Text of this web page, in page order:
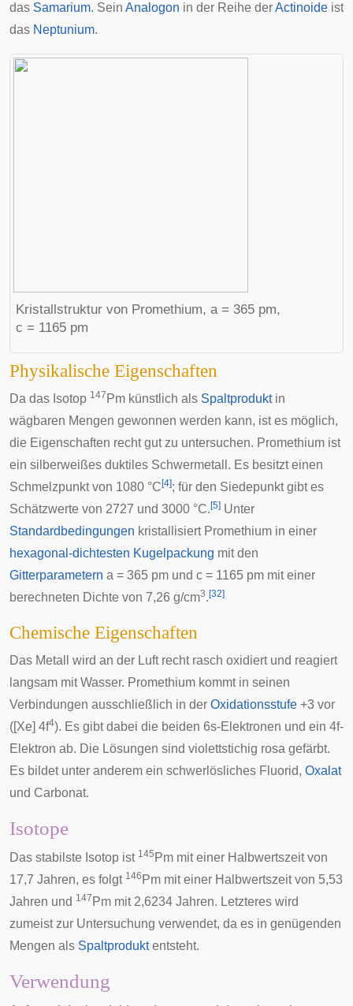
das Samarium. Sein Analogon in der Reihe derActinoide ist
das Neptunium.
Kristallstruktur von Promethium, a = 365 pm,
c = 1165 pm
Physikalische Eigenschaften
Da das Isotop 147 Pm künstlich als Spaltproduktin
wägbaren Mengen gewonnen werden kann, ist es möglich,
die Eigenschaften recht gut zu untersuchen. Promethium ist
ein silberweißes duktiles Schwermetall. Es besitzt einen
Schmelzpunkt von 1080 °C [4]; für den Siedepunkt gibt es
Schätzwerte von 2727 und 3000 °C. [5] Unter
Standardbedingungen kristallisiert Promethium in einer
hexagonal-dichtesten Kugelpackung mit den
Gitterparametern a = 365 pm und c = 1165 pm mit einer
berechneten Dichte von 7,26 g/cm3. [32]
Chemische Eigenschaften
Das Metall wird an der Luft recht rasch oxidiert und reagiert
langsam mit Wasser. Promethium kommt in seinen
Verbindungen ausschließlich in der Oxidationsstufe +3 vor
([Xe] 4f4). Es gibt dabei die beiden 6s-Elektronen und ein 4f-
Elektron ab. Die Lösungen sind violettstichig rosa gefärbt.
Es bildet unter anderem ein schwerlösliches Fluorid, Oxalat
und Carbonat.
Isotope
Das stabilste Isotop ist 145 Pm mit einer Halbwertszeit von
17,7 Jahren, es folgt 146 Pm mit einer Halbwertszeit von 5,53
Jahren und 147 Pm mit 2,6234 Jahren. Letzteres wird
zumeist zur Untersuchung verwendet, da es in genügenden
Mengen als Spaltproduktentsteht.
Verwendung